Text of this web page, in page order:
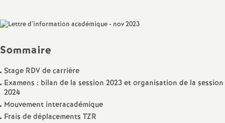
i
Sommaire
Stage RDV de carrière
Examens : bilan de la session 2023 et organisation de la session
2024
Mouvement interacadémique
Frais de déplacements TZR